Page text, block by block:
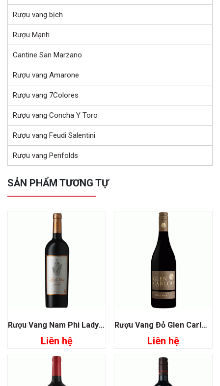
Rượu vang bịch
Rượu Mạnh
Cantine San Marzano
Rượu vang Amarone
Rượu vang 7Colores
Rượu vang Concha Y Toro
Rượu vang Feudi Salentini
Rượu vang Penfolds
SẢN PHẨM TƯƠNG TỰ
Rượu Vang Nam Phi Lady May Glenelly
Liên hệ
Rượu Vang Đỏ Glen Carlou Pinot Noir
Liên hệ